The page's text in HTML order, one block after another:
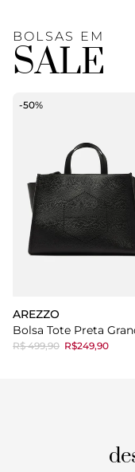
BOLSAS EM
SALE
-50%
AREZZO
R$ 499,90 R$249,90